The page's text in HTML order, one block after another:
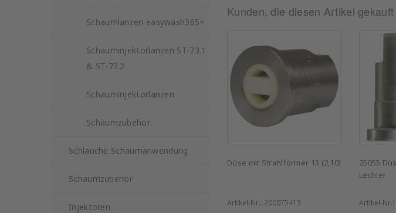
Schaumlanzen easywash365+
Schauminjektorlanzen ST-73.1
& ST-73.2
Schauminjektorlanzen
Schaumzubehör
Schläuche Schaumanwendung
Schaumzubehör
Injektoren
Kunden, die diesen Artikel
Düse mit Strahlformer 13 (2,10)
Artikel-Nr.: 200075413
25055
Lechler
Artikel-Nr.: